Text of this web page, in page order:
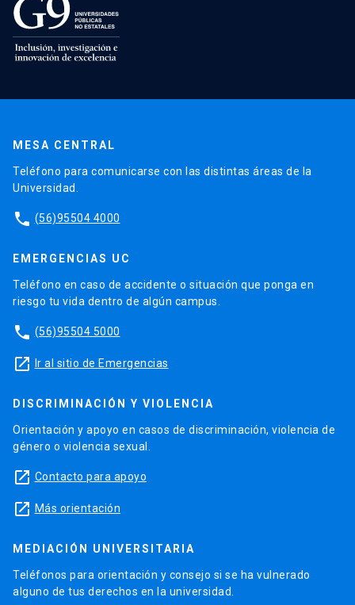
MESA CENTRAL
Teléfono para comunicarse con las distintas áreas de la
Universidad.
phone (56)95504 4000
EMERGENCIAS UC
Teléfono en caso de accidente o situación que ponga en
riesgo tu vida dentro de algún campus.
phone (56)95504 5000
launch Ir al sitio de Emergencias
DISCRIMINACIÓN Y VIOLENCIA
Orientación y apoyo en casos de discriminación, violencia de
género o violencia sexual.
launch Contacto para apoyo
launch Más orientación
MEDIACIÓN UNIVERSITARIA
Teléfonos para orientación y consejo si se ha vulnerado
alguno de tus derechos en la universidad.